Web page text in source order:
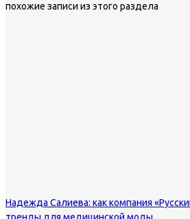
похожие записи из этого раздела
Надежда Салиева: как компания